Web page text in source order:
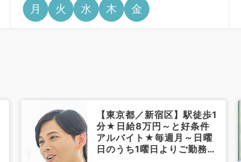
月 火 水 木 金
【東京都／新宿区】駅徒歩1
分★日給8万円～と好条件
アルバイト★毎週月～日曜
日のうち1曜日よりご勤務可